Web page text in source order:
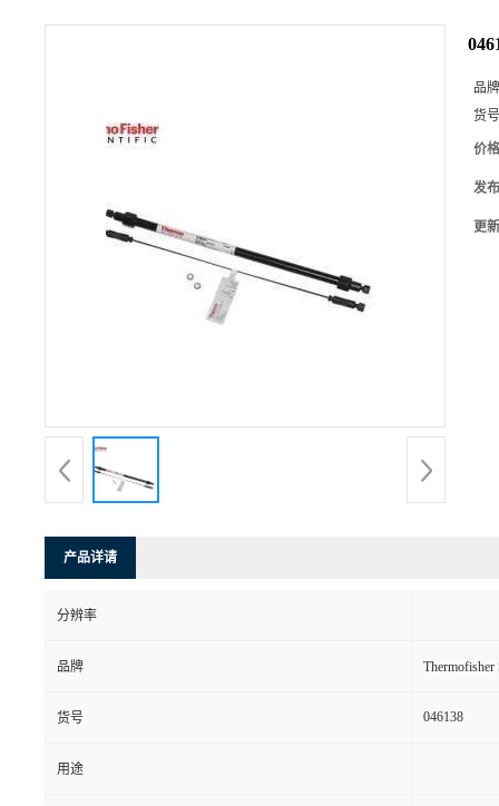
品
货
价
发
更
产品详请
分辨率
品牌
货号 046138
用途